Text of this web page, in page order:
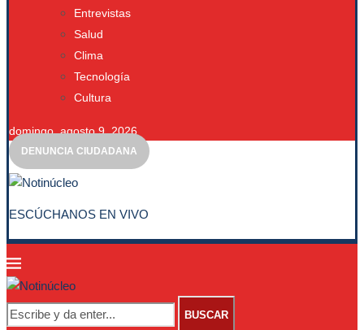
Entrevistas
Salud
Clima
Tecnología
Cultura
domingo, agosto 9, 2026
DENUNCIA CIUDADANA
ESCÚCHANOS EN VIVO
BUSCAR